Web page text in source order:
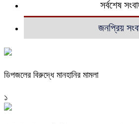
সর্বশেষ
জনপ্রিয়
ডিপজলের বিরুদ্ধে মানহানির মামলা
১